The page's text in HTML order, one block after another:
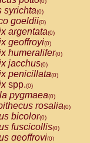
syrichta(0)
goeldii(0)
argentata(0)
geoffroyi(0)
humeralifer(0)
jacchus(0)
penicillata(0)
spp.(0)
pygmaea(0)
rosalia(0)
bicolor(0)
fuscicollis(0)
geoffroyi(0)